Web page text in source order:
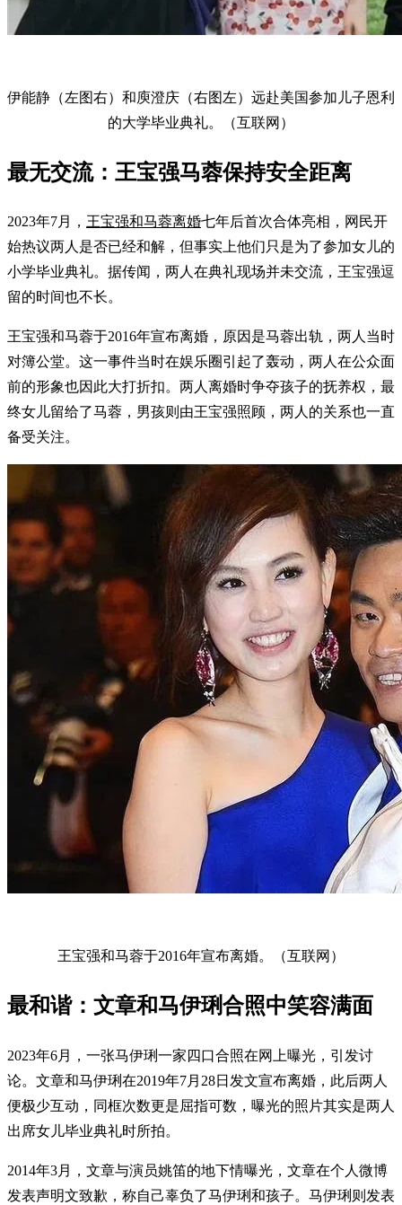
伊能静（左图右）和庾澄庆（右图左）远赴美国参加儿子恩利
的大学毕业典礼。（互联网）
最无交流：王宝强马蓉保持安全距离
2023年7月， 王宝强和马蓉离婚七年后首次合体亮相，网民开
始热议两人是否已经和解，但事实上他们只是为了参加女儿的
小学毕业典礼。据传闻，两人在典礼现场并未交流，王宝强逗
留的时间也不长。
王宝强和马蓉于2016年宣布离婚，原因是马蓉出轨，两人当时
对簿公堂。这一事件当时在娱乐圈引起了轰动，两人在公众面
前的形象也因此大打折扣。两人离婚时争夺孩子的抚养权，最
终女儿留给了马蓉，男孩则由王宝强照顾，两人的关系也一直
备受关注。
王宝强和马蓉于2016年宣布离婚。（互联网）
最和谐：文章和马伊琍合照中笑容满面
2023年6月，一张马伊琍一家四口合照在网上曝光，引发讨
论。文章和马伊琍在2019年7月28日发文宣布离婚，此后两人
便极少互动，同框次数更是屈指可数，曝光的照片其实是两人
出席女儿毕业典礼时所拍。
2014年3月，文章与演员姚笛的地下情曝光，文章在个人微博
发表声明文致歉，称自己辜负了马伊琍和孩子。马伊琍则发表